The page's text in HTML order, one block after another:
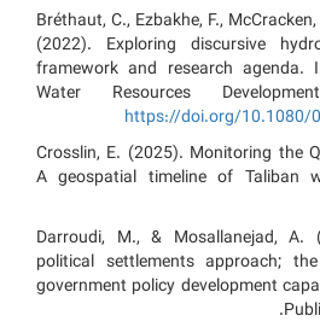
Bréthaut, C., Ezbakhe, F.,
(2022). Exploring discursive
framework and research agenda.
Water Resources
https://doi.org/10.1080/
Crosslin, E. (2025). Monitoring the
A geospatial timeline of Taliban
Darroudi, M., & Mosallanejad,
political settlements approach;
government policy development